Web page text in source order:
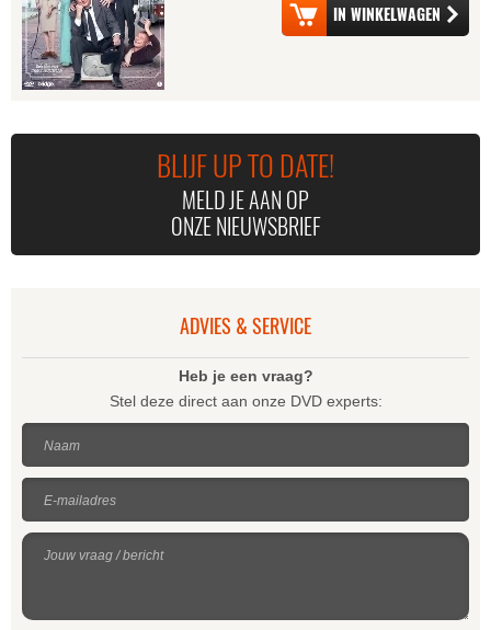
BLIJF UP TO DATE!
MELD JE AAN OP
ONZE NIEUWSBRIEF
ADVIES & SERVICE
Heb je een vraag?
Stel deze direct aan onze DVD experts:
Naam
E-mailadres
Jouw vraag / bericht